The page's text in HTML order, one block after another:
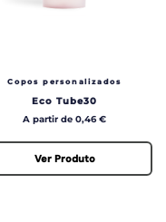
Copos personalizados
Eco Tube30
Preço
A partir de 0,46 €
Ver Produto